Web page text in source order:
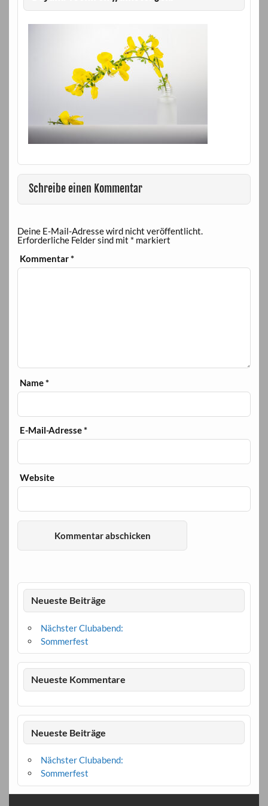
Schreibe einen Kommentar
Deine E-Mail-Adresse wird nicht veröffentlicht.
Erforderliche Felder sind mit * markiert
Kommentar*
Name*
E-Mail-Adresse*
Website
Neueste Beiträge
Nächster Clubabend:
Sommerfest
Neueste Kommentare
Neueste Beiträge
Nächster Clubabend:
Sommerfest